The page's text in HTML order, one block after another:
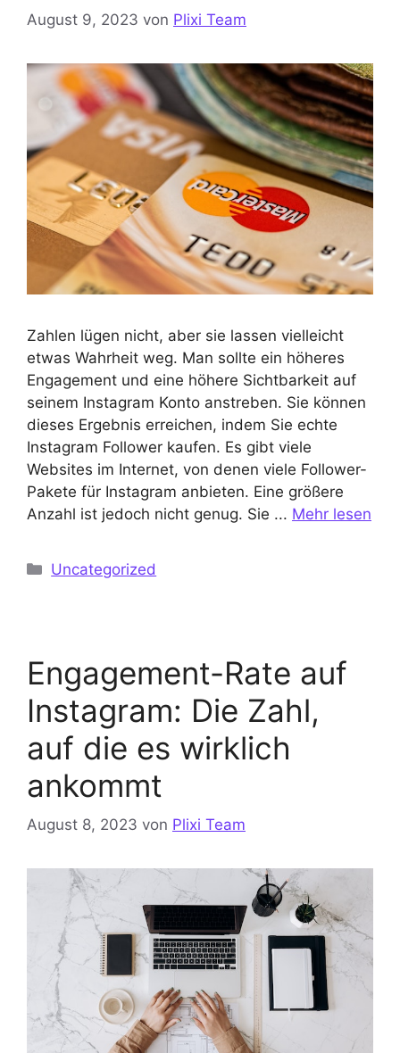
August 9, 2023 von Plixi Team
Zahlen lügen nicht, aber sie lassen vielleicht
etwas Wahrheit weg. Man sollte ein höheres
Engagement und eine höhere Sichtbarkeit auf
seinem Instagram Konto anstreben. Sie können
dieses Ergebnis erreichen, indem Sie echte
Instagram Follower kaufen. Es gibt viele
Websites im Internet, von denen viele Follower-
Pakete für Instagram anbieten. Eine größere
Anzahl ist jedoch nicht genug. Sie ... Mehr lesen
Kategorien
Uncategorized
Engagement-Rate auf
Instagram: Die Zahl,
auf die es wirklich
ankommt
August 8, 2023 von Plixi Team